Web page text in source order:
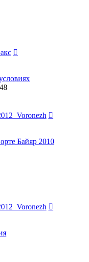
Байяр 2010